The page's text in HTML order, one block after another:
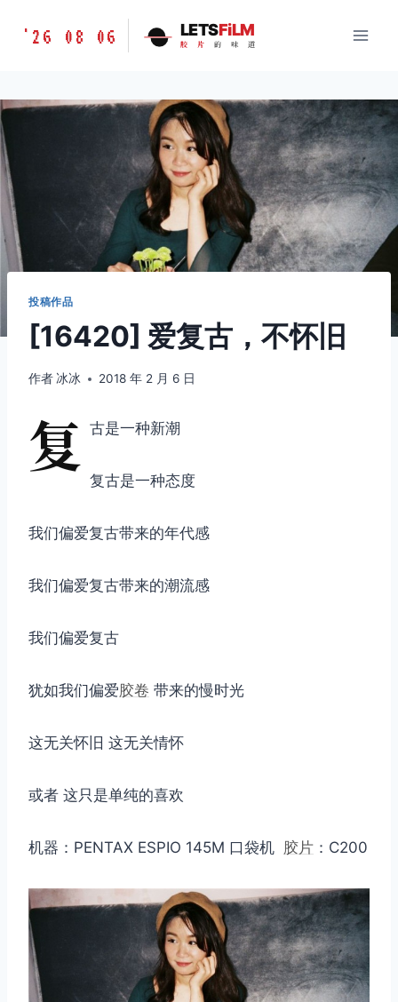
胶
味
'26 08 06 LETSFiLM
胶 片 的 味 道
投稿作品
[16420] 爱复古，不怀旧
作者 冰冰 2018 年 2 月 6 日
复 古是一种新潮
复古是一种态度
我们偏爱复古带来的年代感
我们偏爱复古带来的潮流感
我们偏爱复古
犹如我们偏爱胶卷 带来的慢时光
这无关怀旧 这无关情怀
或者 这只是单纯的喜欢
机器：PENTAX ESPIO 145M 口袋机 胶片 ：C200